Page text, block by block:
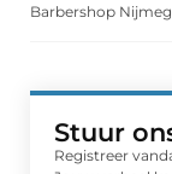
Barbershop
Stuur
Registreer